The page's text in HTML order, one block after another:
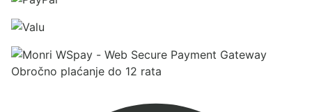
Obročno plaćanje do 12 rata